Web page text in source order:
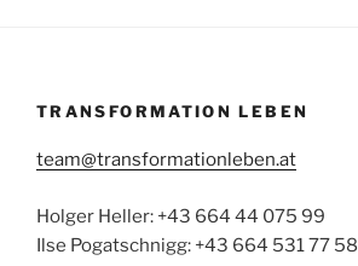
TRANSFORMATION LEBEN
team@transformationleben.at
Holger Heller: +43 664 44 075 99
Ilse Pogatschnigg: +43 664 531 77 58